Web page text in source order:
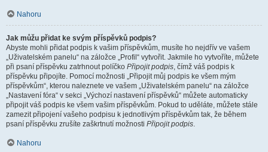
Nahoru
Jak můžu přidat ke svým příspěvků podpis?
Abyste mohli přidat podpis k vašim příspěvkům, musíte ho nejdřív ve vašem
„Uživatelském panelu“ na záložce „Profil“ vytvořit. Jakmile ho vytvoříte, můžete
při psaní příspěvku zatrhnout políčko Připojit podpis, čímž váš podpis k
příspěvku připojíte. Pomocí možnosti „Připojit můj podpis ke všem mým
příspěvkům“, kterou naleznete ve vašem „Uživatelském panelu“ na záložce
„Nastavení fóra“ v sekci „Výchozí nastavení příspěvků“ můžete automaticky
připojit váš podpis ke všem vašim příspěvkům. Pokud to uděláte, můžete stále
zamezit připojení vašeho podpisu k jednotlivým příspěvkům tak, že během
psaní příspěvku zrušíte zaškrtnutí možnosti Připojit podpis.
Nahoru